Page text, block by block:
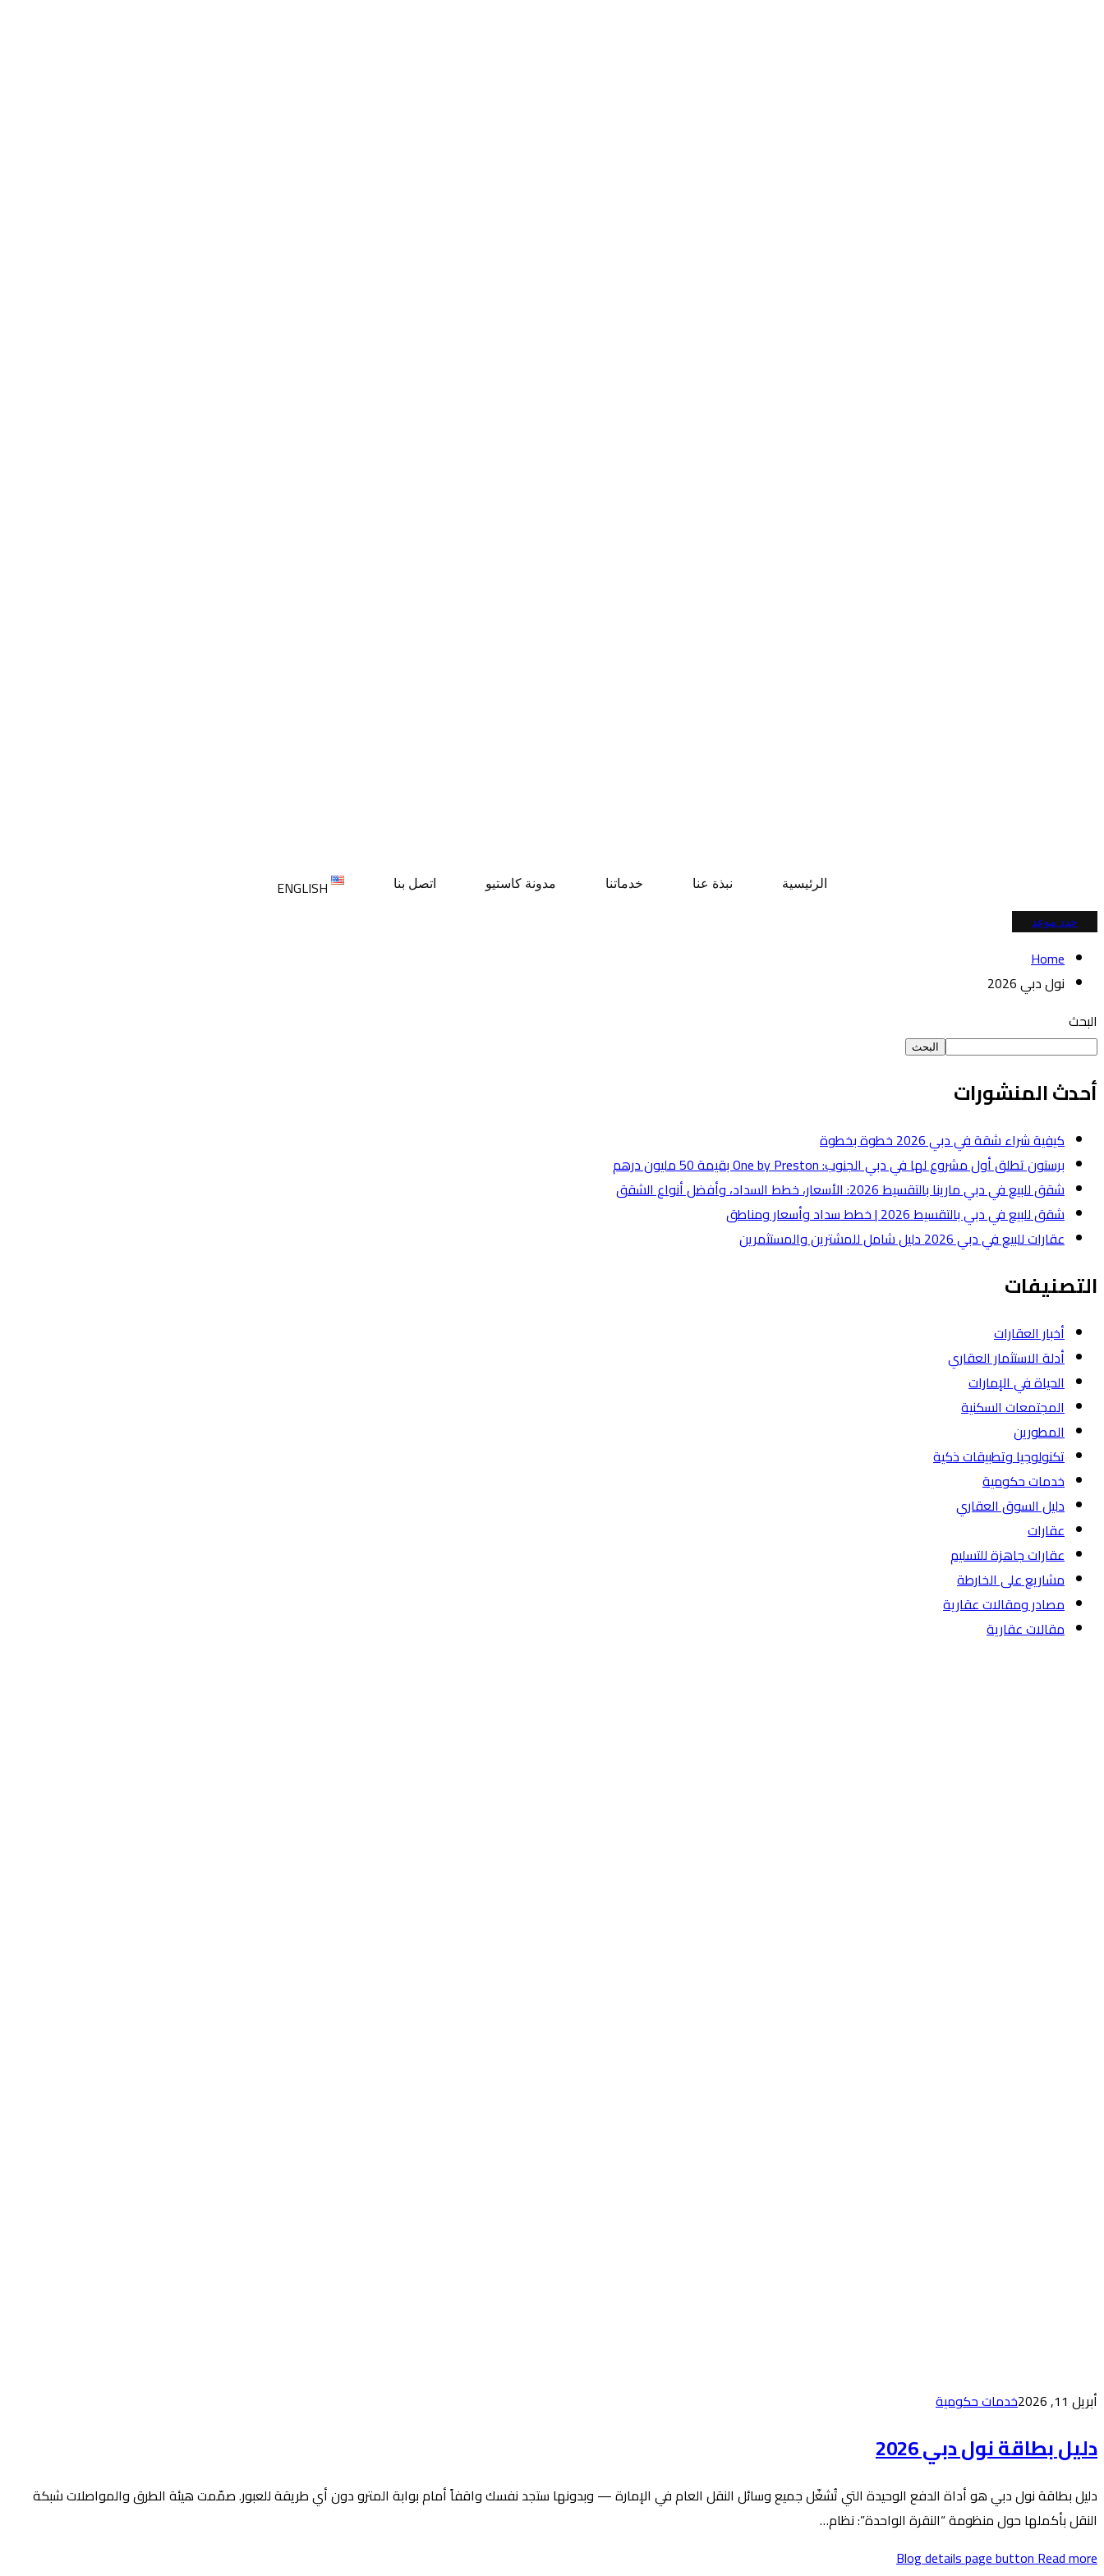
الرئيسية نبذة عنا خدماتنا مدونة كاستيو اتصل بنا ENGLISH
حدد موعد
Home
نول دبي 2026
البحث
البحث
أحدث المنشورات
كيفية شراء شقة في دبي 2026 خطوة بخطوة
برستون تطلق أول مشروع لها في دبي الجنوب: One by Preston بقيمة 50 مليون درهم
شقق للبيع في دبي مارينا بالتقسيط 2026: الأسعار، خطط السداد، وأفضل أنواع الشقق
شقق للبيع في دبي بالتقسيط 2026 | خطط سداد وأسعار ومناطق
عقارات للبيع في دبي 2026 دليل شامل للمشترين والمستثمرين
التصنيفات
أخبار العقارات
أدلة الاستثمار العقاري
الحياة في الإمارات
المجتمعات السكنية
المطورين
تكنولوجيا وتطبيقات ذكية
خدمات حكومية
دليل السوق العقاري
عقارات
عقارات جاهزة للتسليم
مشاريع على الخارطة
مصادر ومقالات عقارية
مقالات عقارية
أبريل 11, 2026 خدمات حكومية
دليل بطاقة نول دبي 2026
دليل بطاقة نول دبي هو أداة الدفع الوحيدة التي تُشغّل جميع وسائل النقل العام في الإمارة — وبدونها ستجد نفسك واقفاً أمام بوابة المترو دون أي طريقة للعبور. صمّمت هيئة الطرق والمواصلات شبكة
النقل بأكملها حول منظومة “النقرة الواحدة”: نظام…
Blog details page buttonRead more